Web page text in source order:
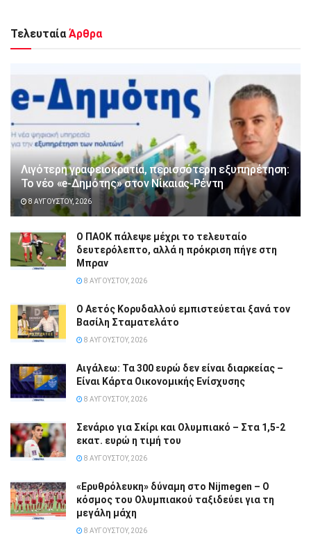
Τελευταία Άρθρα
Λιγότερη γραφειοκρατία, περισσότερη εξυπηρέτηση:
Το νέο «e-Δημότης» στον Νίκαιας-Ρέντη
8 ΑΥΓΟΎΣΤΟΥ, 2026
Ο ΠΑΟΚ πάλεψε μέχρι το τελευταίο
δευτερόλεπτο, αλλά η πρόκριση πήγε στη
Μπραν
8 ΑΥΓΟΎΣΤΟΥ, 2026
Ο Αετός Κορυδαλλού εμπιστεύεται ξανά τον
Βασίλη Σταματελάτο
8 ΑΥΓΟΎΣΤΟΥ, 2026
Αιγάλεω: Τα 300 ευρώ δεν είναι διαρκείας –
Είναι Κάρτα Οικονομικής Ενίσχυσης
8 ΑΥΓΟΎΣΤΟΥ, 2026
Σενάριο για Σκίρι και Ολυμπιακό – Στα 1,5-2
εκατ. ευρώ η τιμή του
8 ΑΥΓΟΎΣΤΟΥ, 2026
«Ερυθρόλευκη» δύναμη στο Nijmegen – Ο
κόσμος του Ολυμπιακού ταξιδεύει για τη
μεγάλη μάχη
8 ΑΥΓΟΎΣΤΟΥ, 2026